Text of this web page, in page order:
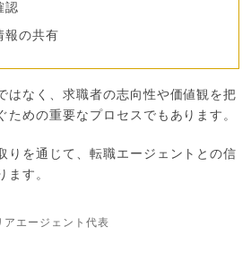
認
報の共有
はなく、求職者の志向性や価値観を把
ための重要なプロセスでもあります。
りを通じて、転職エージェントとの信
ます。
アエージェント代表